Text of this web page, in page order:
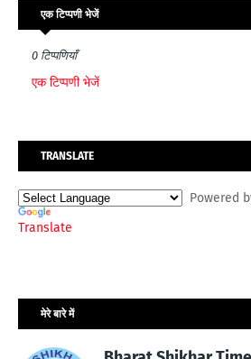
एक टिप्पणी भेजें
0 टिप्पणियाँ
एक टिप्पणी भेजें
TRANSLATE
Powered
Translate
मेरे बारे में